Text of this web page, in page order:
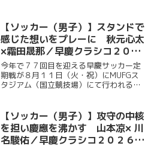
ピッチに立つ。今回ケイスポでは選手だ
けではなく、グラウンド...
【ソッカー（男子）】スタンドで
感じた想いをプレーに 秋元心太
×霜田晟那／早慶クラシコ２０２
６直前企画第３弾
今年で７７回目を迎える早慶サッカー定
期戦が８月１１日（火・祝）にMUFGス
タジアム（国立競技場）にて行われる。
ッチに立つ。今回ケイスポでは選手だけ
ではなく、グラウンドマ...
【ソッカー（男子）】攻守の中核
を担い慶應を沸かす 山本凉× 川
名駿佑／早慶クラシコ２０２６直